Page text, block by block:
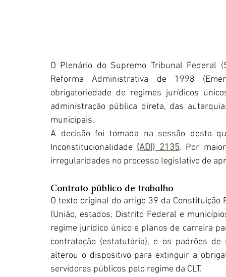
O Plenário do Supremo Tribunal Federal
Reforma Administrativa de 1998
obrigatoriedade de regimes jurídicos
administração pública direta, das
municipais.
A decisão foi tomada na sessão desta
Inconstitucionalidade (ADI) 2135. Por
irregularidades no processo legislativo de
Contrato público de trabalho
O texto original do artigo 39 da
(União, estados, Distrito Federal e
regime jurídico único e planos de carreira
contratação (estatutária), e os padrões
alterou o dispositivo para extinguir ​a
servidores públicos pelo regime da CLT.